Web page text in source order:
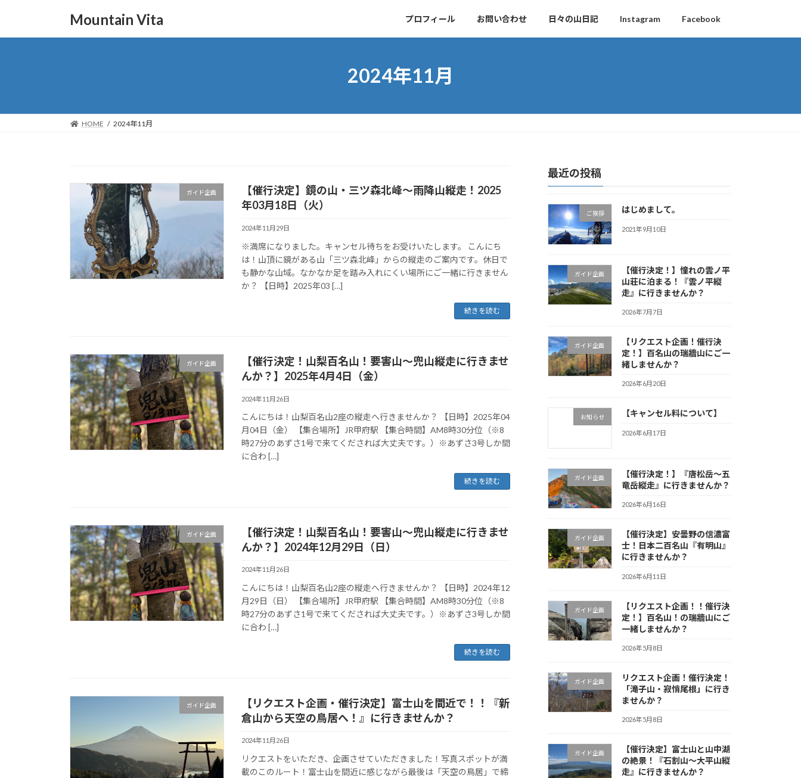
テ
ゲ
Mountain Vita プロフィール お問い合わせ 日々の山日記 Instagram Facebook
2024年11月
HOME 2024年11月
ガイド企画
【催行決定】鏡の山・三ツ森北峰〜雨降山縦走！2025
年03月18日（火）
2024年11月29日
※満席になりました。キャンセル待ちをお受けいたします。 こんにち
は！山頂に鏡がある山「三ツ森北峰」からの縦走のご案内です。休日で
も静かな山域。なかなか足を踏み入れにくい場所にご一緒に行きません
か？ 【日時】2025年03 […]
続きを読む
ガイド企画
【催行決定！山梨百名山！要害山〜兜山縦走に行きませ
んか？】2025年4月4日（金）
2024年11月26日
こんにちは！山梨百名山2座の縦走へ行きませんか？ 【日時】2025年04
月04日（金） 【集合場所】JR甲府駅 【集合時間】AM8時30分位（※8
時27分のあずさ1号で来てくだされば大丈夫です。）※あずさ3号しか間
に合わ […]
続きを読む
ガイド企画
【催行決定！山梨百名山！要害山〜兜山縦走に行きませ
んか？】2024年12月29日（日）
2024年11月26日
こんにちは！山梨百名山2座の縦走へ行きませんか？ 【日時】2024年12
月29日（日） 【集合場所】JR甲府駅 【集合時間】AM8時30分位（※8
時27分のあずさ1号で来てくだされば大丈夫です。）※あずさ3号しか間
に合わ […]
続きを読む
ガイド企画
【リクエスト企画・催行決定】富士山を間近で！！『新
倉山から天空の鳥居へ！』に行きませんか？
2024年11月26日
リクエストをいただき、企画させていただきました！写真スポットが満
載のこのルート！富士山を間近に感じながら最後は「天空の鳥居」で締
最近の投稿
ご挨拶 はじめまして。
2021年9月10日
ガイド企画
【催行決定！】憧れの雲ノ平
山荘に泊まる！『雲ノ平縦
走』に行きませんか？
2026年7月7日
ガイド企画
【リクエスト企画！催行決
定！】百名山の瑞牆山にご一
緒しませんか？
2026年6月20日
お知らせ 【キャンセル料について】
2026年6月17日
ガイド企画
【催行決定！】『唐松岳〜五
竜岳縦走』に行きませんか？
2026年6月16日
ガイド企画
【催行決定】安曇野の信濃富
士！日本二百名山『有明山』
に行きませんか？
2026年6月11日
ガイド企画
【リクエスト企画！！催行決
定！】百名山！の瑞牆山にご
一緒しませんか？
2026年5月8日
ガイド企画
リクエスト企画！催行決定！
「滝子山・寂悄尾根」に行き
ませんか？
2026年5月8日
ガイド企画
【催行決定】富士山と山中湖
の絶景！『石割山〜大平山縦
走』に行きませんか？